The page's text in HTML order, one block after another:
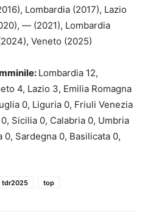
Lombardia (2017), Lazio
— (2021), Lombardia
Veneto (2025)
Lombardia 12,
4, Lazio 3, Emilia Romagna
0, Liguria 0, Friuli Venezia
Sicilia 0, Calabria 0, Umbria
0, Sardegna 0, Basilicata 0,
tdr2025 top